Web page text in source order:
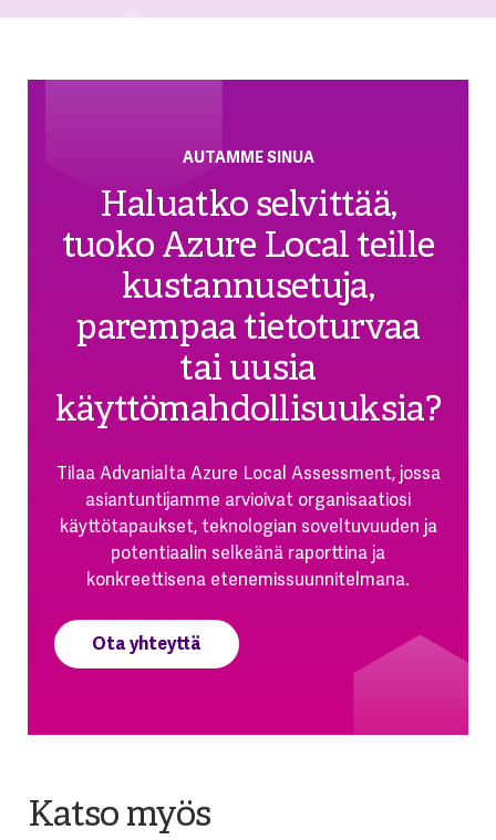
AUTAMME SINUA
Haluatko selvittää,
tuoko Azure Local teille
kustannusetuja,
parempaa tietoturvaa
tai uusia
käyttömahdollisuuksia?
Tilaa Advanialta Azure Local Assessment, jossa
asiantuntijamme arvioivat organisaatiosi
käyttötapaukset, teknologian soveltuvuuden ja
potentiaalin selkeänä raporttina ja
konkreettisena etenemissuunnitelmana.
Ota yhteyttä
Katso myös